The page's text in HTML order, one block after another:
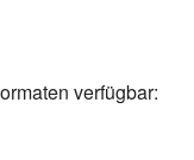
verfügbar: